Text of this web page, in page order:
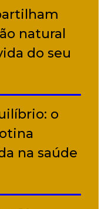
retoma
show em
natural
do seu
o
na saúde